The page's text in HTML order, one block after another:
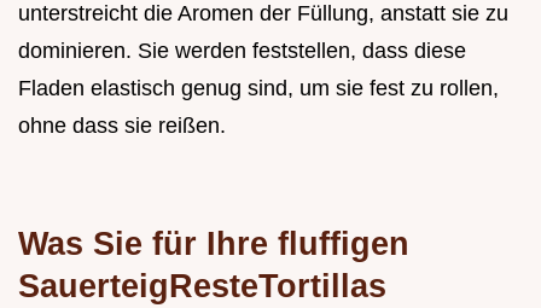
unterstreicht die Aromen der Füllung, anstatt sie zu
dominieren. Sie werden feststellen, dass diese
Fladen elastisch genug sind, um sie fest zu rollen,
ohne dass sie reißen.
Was Sie für Ihre fluffigen
SauerteigResteTortillas